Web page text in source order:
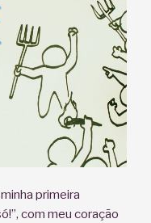
primeira
com meu coração